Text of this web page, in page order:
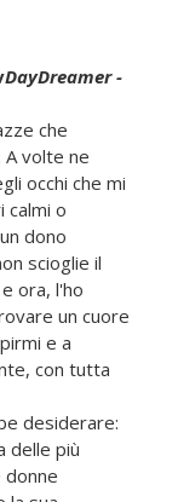
DayDreamer -
che
A volte ne
occhi che mi
calmi o
scioglie il
ora, l'ho
un cuore
e a
con tutta
desiderare:
delle più
donne